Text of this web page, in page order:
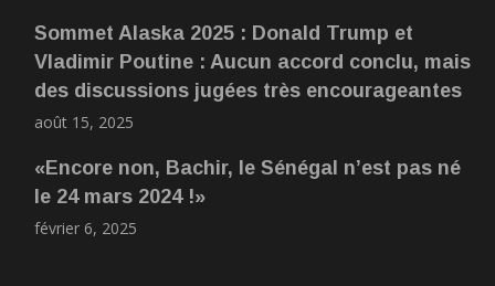
Sommet Alaska 2025 : Donald Trump et
Vladimir Poutine : Aucun accord conclu, mais
des discussions jugées très encourageantes
août 15, 2025
«Encore non, Bachir, le Sénégal n’est pas né
le 24 mars 2024 !»
février 6, 2025